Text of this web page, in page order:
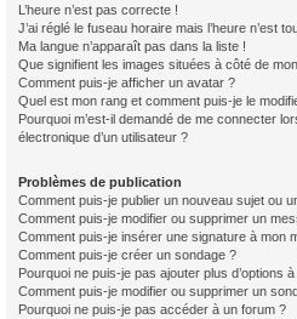
L’heure n’est pas correcte !
J’ai réglé le fuseau horaire mais l’heure n’est
Ma langue n’apparaît pas dans la liste !
Que signifient les images situées à côté de
Comment puis-je afficher un avatar ?
Quel est mon rang et comment puis-je le
Pourquoi m’est-il demandé de me connecter
électronique d’un utilisateur ?
Problèmes de publication
Comment puis-je publier un nouveau sujet ou
Comment puis-je modifier ou supprimer un
Comment puis-je insérer une signature à mon
Comment puis-je créer un sondage ?
Pourquoi ne puis-je pas ajouter plus d’options
Comment puis-je modifier ou supprimer un
Pourquoi ne puis-je pas accéder à un forum ?